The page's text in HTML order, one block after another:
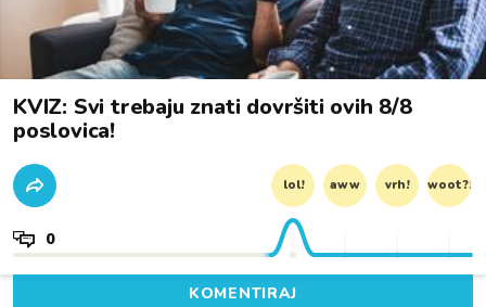
KVIZ: Svi trebaju znati dovršiti ovih 8/8
poslovica!
lol! aww vrh! woot?!
0
KOMENTIRAJ